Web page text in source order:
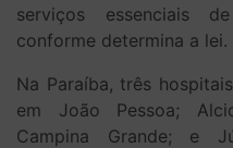
serviços essenciais
conforme determina a lei.
Na Paraíba, três
em João Pessoa;
Campina Grande; e